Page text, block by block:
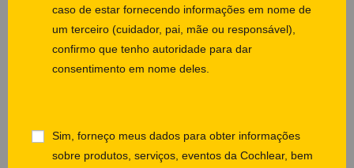
caso de estar fornecendo informações em nome de
um terceiro (cuidador, pai, mãe ou responsável),
confirmo que tenho autoridade para dar
consentimento em nome deles.
Sim, forneço meus dados para obter informações
sobre produtos, serviços, eventos da Cochlear, bem